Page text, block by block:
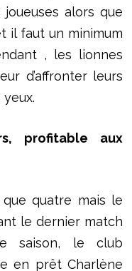
alors que
il faut un minimum
, les lionnes
d’affronter leurs
profitable aux
que quatre mais le
le dernier match
saison, le club
en prêt Charlène